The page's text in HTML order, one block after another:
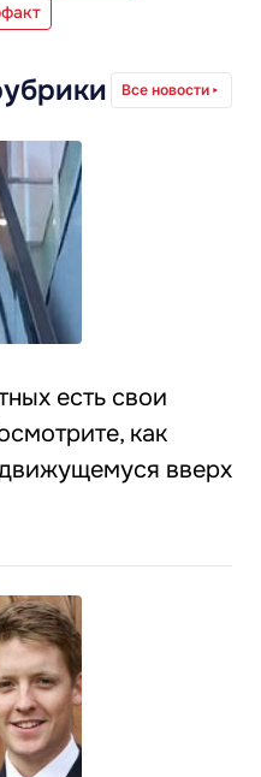
Все новости
есть свои
как
вверх